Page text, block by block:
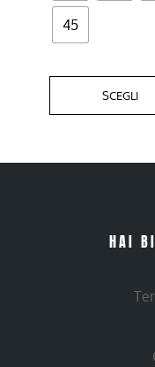
45
SCEGLI
HAI